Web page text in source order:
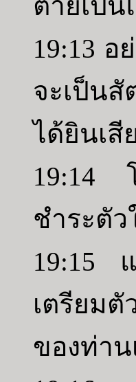
19:13 อ
จะเป็น
ได้ยินเสี
19:14
ชำระตั
19:15
เตรียม
ของท่าน